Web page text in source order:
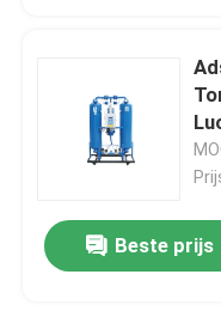
Beste prijs